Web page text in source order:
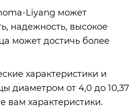
Liyang может
надежность, высокое
может достичь более
характеристики и
диаметром от 4,0 до 10,37
вам характеристики.